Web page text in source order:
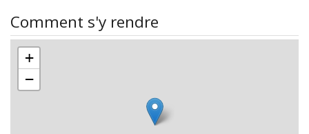
Comment s'y rendre
+
−